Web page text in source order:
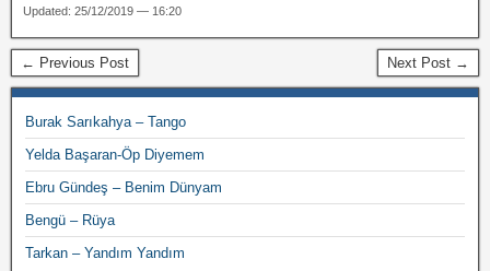
Updated: 25/12/2019 — 16:20
← Previous Post Next Post →
Burak Sarıkahya – Tango
Yelda Başaran-Öp Diyemem
Ebru Gündeş – Benim Dünyam
Bengü – Rüya
Tarkan – Yandım Yandım